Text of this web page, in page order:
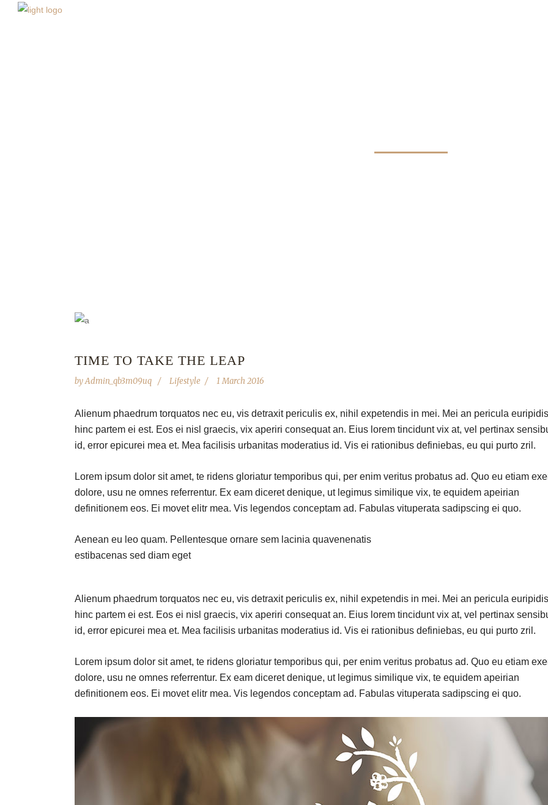
TIME TO TAKE THE LEAP
byAdmin_qb3m09uq Lifestyle 1 March 2016
Alienum phaedrum torquatos nec eu, vis detraxit periculis ex, nihil expetendis in mei. Mei an pericula
hinc partem ei est. Eos ei nisl graecis, vix aperiri consequat an. Eius lorem tincidunt vix at, vel pertinax
id, error epicurei mea et. Mea facilisis urbanitas moderatius id. Vis ei rationibus definiebas, eu qui purto zril.
Lorem ipsum dolor sit amet, te ridens gloriatur temporibus qui, per enim veritus probatus ad. Quo eu etiam
dolore, usu ne omnes referrentur. Ex eam diceret denique, ut legimus similique vix, te equidem apeirian
definitionem eos. Ei movet elitr mea. Vis legendos conceptam ad. Fabulas vituperata sadipscing ei quo.
Aenean eu leo quam. Pellentesque ornare sem lacinia quavenenatis
estibacenas sed diam eget
Alienum phaedrum torquatos nec eu, vis detraxit periculis ex, nihil expetendis in mei. Mei an pericula
hinc partem ei est. Eos ei nisl graecis, vix aperiri consequat an. Eius lorem tincidunt vix at, vel pertinax
id, error epicurei mea et. Mea facilisis urbanitas moderatius id. Vis ei rationibus definiebas, eu qui purto zril.
Lorem ipsum dolor sit amet, te ridens gloriatur temporibus qui, per enim veritus probatus ad. Quo eu etiam
dolore, usu ne omnes referrentur. Ex eam diceret denique, ut legimus similique vix, te equidem apeirian
definitionem eos. Ei movet elitr mea. Vis legendos conceptam ad. Fabulas vituperata sadipscing ei quo.